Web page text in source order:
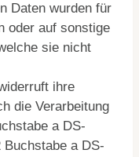
Daten wurden für
oder auf sonstige
sie nicht
ihre
die Verarbeitung
a DS-
Buchstabe a DS-